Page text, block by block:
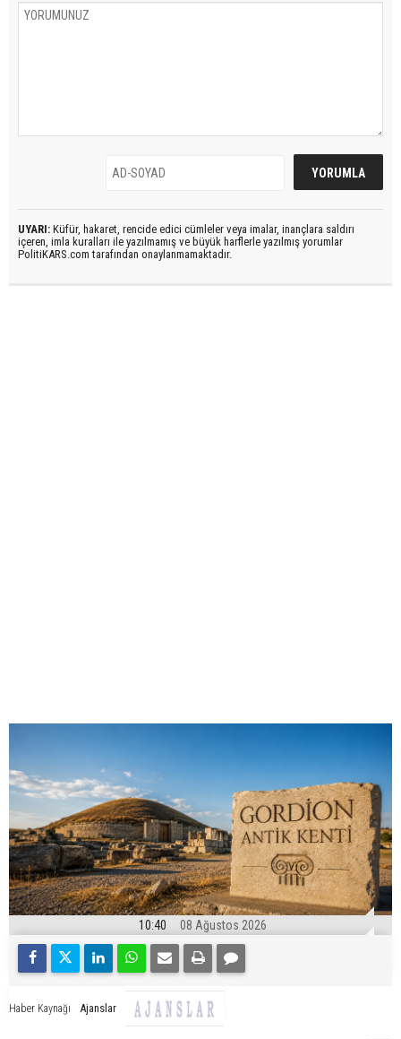
UYARI: Küfür, hakaret, rencide edici cümleler veya imalar, inançlara saldırı
içeren, imla kuralları ile yazılmamış ve büyük harflerle yazılmış yorumlar
PolitiKARS.com tarafından onaylanmamaktadır.
10:40 08 Ağustos 2026
Haber Kaynağı Ajanslar